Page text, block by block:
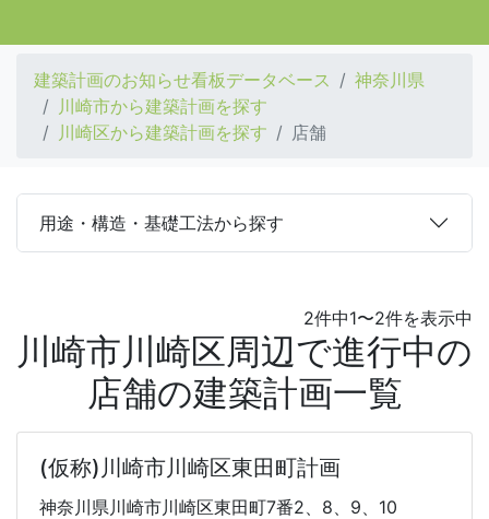
建築計画のお知らせ看板データベース
神奈川県
川崎市から建築計画を探す
川崎区から建築計画を探す
店舗
用途・構造・基礎工法から探す
2件中1〜2件を表示中
川崎市川崎区周辺で進行中の
店舗の建築計画一覧
(仮称)川崎市川崎区東田町計画
神奈川県川崎市川崎区東田町7番2、8、9、10